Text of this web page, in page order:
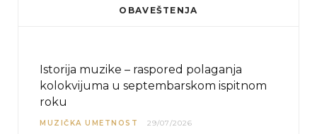
OBAVEŠTENJA
Istorija muzike – raspored polaganja
kolokvijuma u septembarskom ispitnom
roku
MUZIČKA UMETNOST 29/07/2026